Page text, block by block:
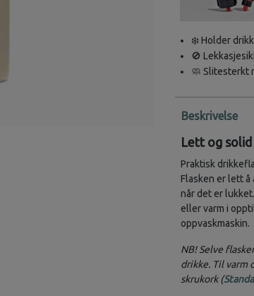
❄️ Holder
🚫
🧼 Slitesterkt
Beskrivelse
Lett og
Praktisk
Flasken er lett å
når det er
eller varm i
oppvaskmaskin.
NB! Selve
drikke. Til varm
skrukork (